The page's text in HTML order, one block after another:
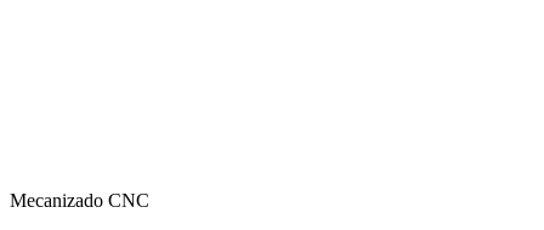
Mecanizado CNC